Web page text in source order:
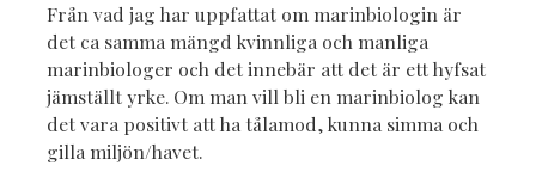
Från vad jag har uppfattat om marinbiologin är
det ca samma mängd kvinnliga och manliga
marinbiologer och det innebär att det är ett hyfsat
jämställt yrke. Om man vill bli en marinbiolog kan
det vara positivt att ha tålamod, kunna simma och
gilla miljön/havet.